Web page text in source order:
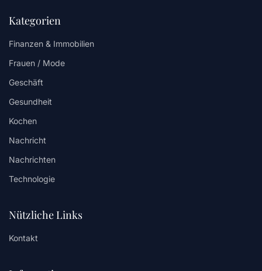
Kategorien
Finanzen & Immobilien
Frauen / Mode
Geschäft
Gesundheit
Kochen
Nachricht
Nachrichten
Technologie
Nützliche Links
Kontakt